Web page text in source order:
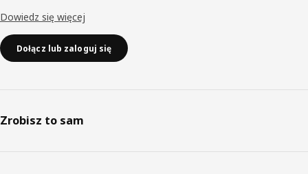
Dowiedz się więcej
Dołącz lub zaloguj się
Zrobisz to sam